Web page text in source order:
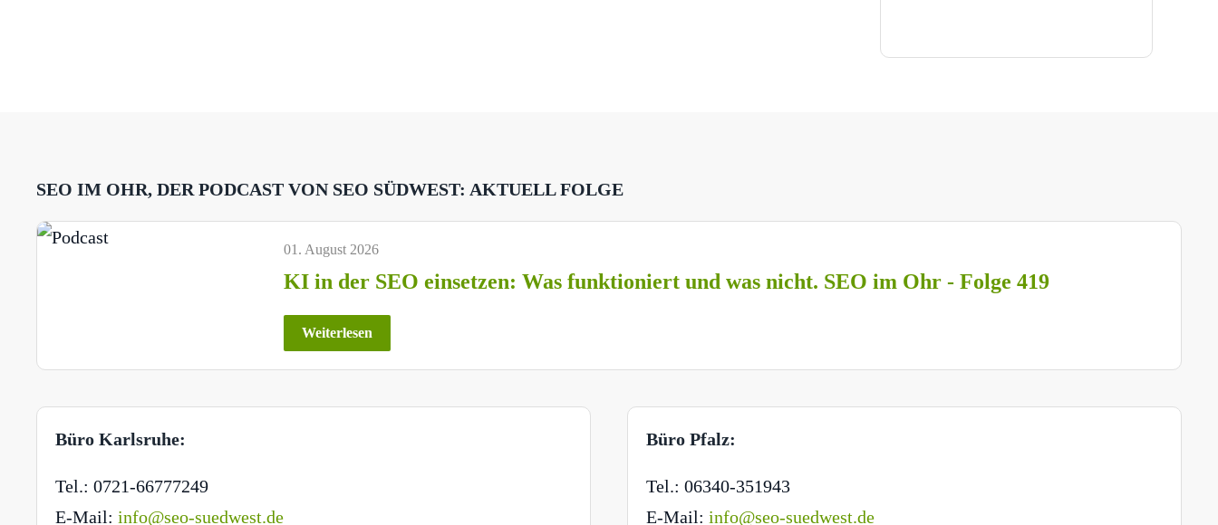
SEO IM OHR, DER PODCAST VON SEO SÜDWEST: AKTUELL FOLGE
01. August 2026
KI in der SEO einsetzen: Was funktioniert und was nicht. SEO im Ohr - Folge 419
Weiterlesen
Büro Karlsruhe:
Tel.: 0721-66777249
E-Mail: info@seo-suedwest.de
Büro Pfalz:
Tel.: 06340-351943
E-Mail: info@seo-suedwest.de